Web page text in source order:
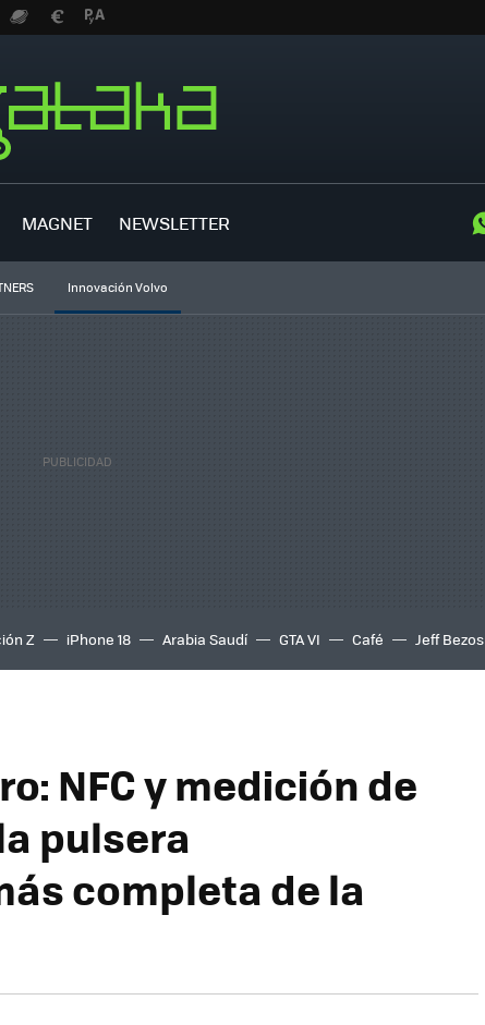
MAGNET NEWSLETTER
Innovación Volvo
Z iPhone 18 Arabia Saudí GTA VI Café Jeff Bezos
NFC y medición de
pulsera
completa de la